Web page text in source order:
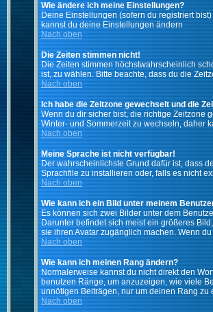
Wie ändere ich meine Einstellungen?
Deine Einstellungen (sofern du registriert
kannst du deine Einstellungen ändern
Nach oben
Die Zeiten stimmen nicht!
Die Zeiten stimmen höchstwahrscheinlich
ist, zu wählen. Bitte beachte, dass du die
Nach oben
Ich habe die Zeitzone gewechselt und die
Wenn du dir sicher bist, die richtige Zeitzone
Winter- und Sommerzeit zu wechseln, daher
Nach oben
Meine Sprache ist nicht verfügbar!
Der wahrscheinlichste Grund dafür ist, dass
Sprachfile zu installieren oder, falls es nicht
Nach oben
Wie kann ich ein Bild unter meinem
Es können sich zwei Bilder unter dem
Darunter befindet sich meist ein größeres
sie ihren Avatar zugänglich machen. Wenn
Nach oben
Wie kann ich meinen Rang ändern?
Normalerweise kannst du nicht direkt den
benutzen Ränge, um anzuzeigen, wie viele
unnötigen Beiträgen, nur um deinen Rang zu
Nach oben